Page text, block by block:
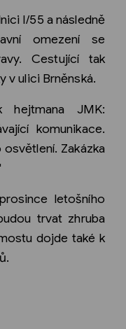
I/55 a následně
omezení se
Cestující tak
v ulici Brněnská.
hejtmana JMK:
komunikace.
Zakázka
letošního
trvat zhruba
dojde také k